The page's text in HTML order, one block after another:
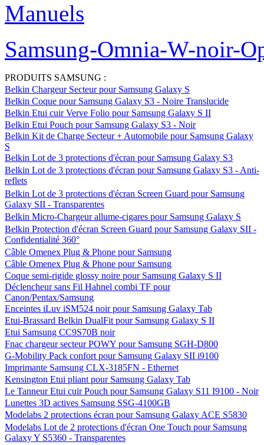
Manuels
Samsung-Omnia-W-noir-
PRODUITS SAMSUNG :
Belkin Chargeur Secteur pour Samsung Galaxy S
Belkin Coque pour Samsung Galaxy S3 - Noire Translucide
Belkin Etui cuir Verve Folio pour Samsung Galaxy S II
Belkin Etui Pouch pour Samsung Galaxy S3 - Noir
Belkin Kit de Charge Secteur + Automobile pour Samsung Galaxy
S
Belkin Lot de 3 protections d'écran pour Samsung Galaxy S3
Belkin Lot de 3 protections d'écran pour Samsung Galaxy S3 - Anti-
reflets
Belkin Lot de 3 protections d'écran Screen Guard pour Samsung
Galaxy SII - Transparentes
Belkin Micro-Chargeur allume-cigares pour Samsung Galaxy S
Belkin Protection d'écran Screen Guard pour Samsung Galaxy SII -
Confidentialité 360°
Câble Omenex Plug & Phone pour Samsung
Câble Omenex Plug & Phone pour Samsung
Coque semi-rigide glossy noire pour Samsung Galaxy S II
Déclencheur sans Fil Hahnel combi TF pour
Canon/Pentax/Samsung
Enceintes iLuv iSM524 noir pour Samsung Galaxy Tab
Etui-Brassard Belkin DualFit pour Samsung Galaxy S II
Etui Samsung CC9S70B noir
Fnac chargeur secteur POWY pour Samsung SGH-D800
G-Mobility Pack confort pour Samsung Galaxy SII i9100
Imprimante Samsung CLX-3185FN - Ethernet
Kensington Etui pliant pour Samsung Galaxy Tab
Le Tanneur Etui cuir Pouch pour Samsung Galaxy S11 I9100 - Noir
Lunettes 3D actives Samsung SSG-4100GB
Modelabs 2 protections écran pour Samsung Galaxy ACE S5830
Modelabs Lot de 2 protections d'écran One Touch pour Samsung
Galaxy Y S5360 - Transparentes